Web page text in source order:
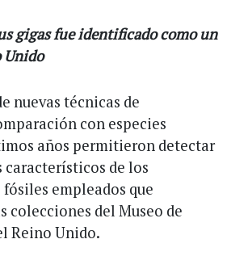
gigas fue identificado como un
Unido
nuevas técnicas de
con especies
años permitieron detectar
característicos de los
empleados que
colecciones del Museo de
Reino Unido.